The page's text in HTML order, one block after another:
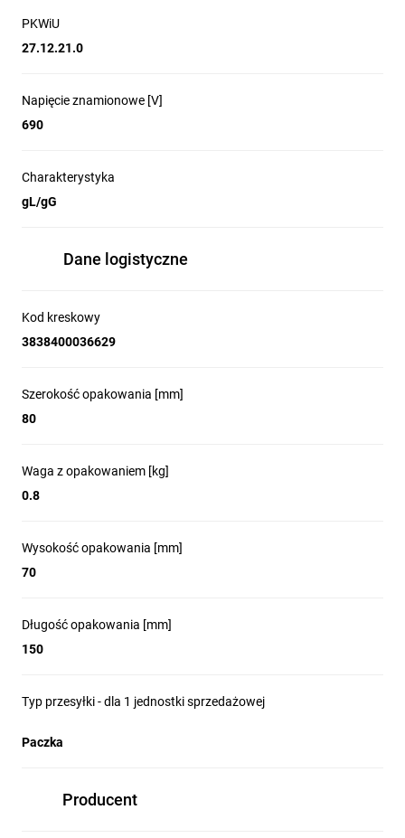
PKWiU
27.12.21.0
Napięcie znamionowe [V]
690
Charakterystyka
gL/gG
Dane logistyczne
Kod kreskowy
3838400036629
Szerokość opakowania [mm]
80
Waga z opakowaniem [kg]
0.8
Wysokość opakowania [mm]
70
Długość opakowania [mm]
150
Typ przesyłki - dla 1 jednostki sprzedażowej
Paczka
Producent